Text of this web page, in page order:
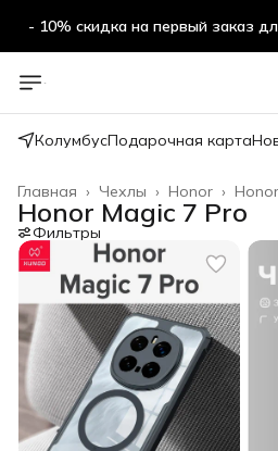
- 10% скидка на первый заказ
КолумбусПодарочная карта
Honor ›
Чехлы ›
Главная ›
Honor Magic 7 Pro
Фильтры